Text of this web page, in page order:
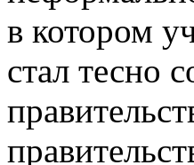
в котором
стал тесно